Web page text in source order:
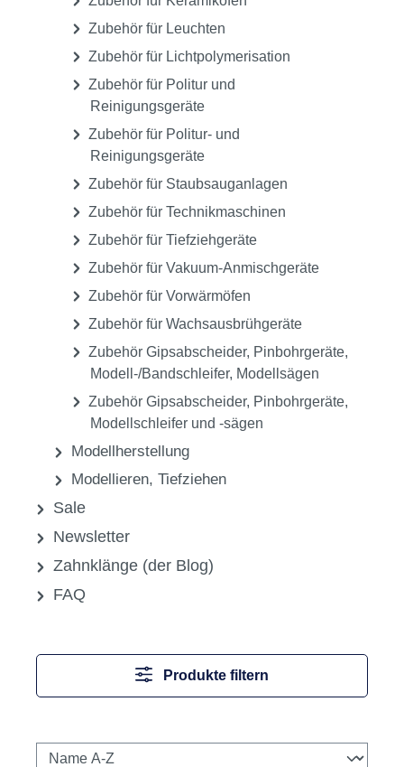
Zubehör für Fräs- und
Vermessungsgeräte
Zubehör für Gipstrimmer
Zubehör für Glanzgeräte
Zubehör für Gussschleudern /
Druckgussgeräte / Löt- und
Schweissgeräte
Zubehör für Keramiköfen
Zubehör für Leuchten
Zubehör für Lichtpolymerisation
Zubehör für Politur und
Reinigungsgeräte
Zubehör für Politur- und
Zubehör für Staubsauganlagen
Zubehör für Technikmaschinen
Zubehör für Tiefziehgeräte
Zubehör für Vakuum-Anmischgeräte
Zubehör für Vorwärmöfen
Zubehör für Wachsausbrühgeräte
Zubehör Gipsabscheider, Pinbohrgeräte,
Modell-/Bandschleifer, Modellsägen
Modellieren, Tiefziehen
Sale
Zahnklänge (der Blog)